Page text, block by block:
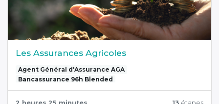
Les Assurances Agricoles
Agent Général d'Assurance AGA
Bancassurance 96h Blended